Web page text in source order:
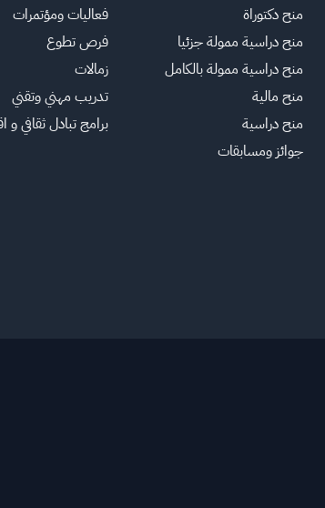
منح دكتوراة
منح دراسية ممولة جزئيا
منح دراسية ممولة بالكامل
منح مالية
منح دراسية
جوائز ومسابقات
فعاليات ومؤتمرات
فرص تطوع
زمالات
تدريب مهني وتقني
برامج تبادل ثقافي و